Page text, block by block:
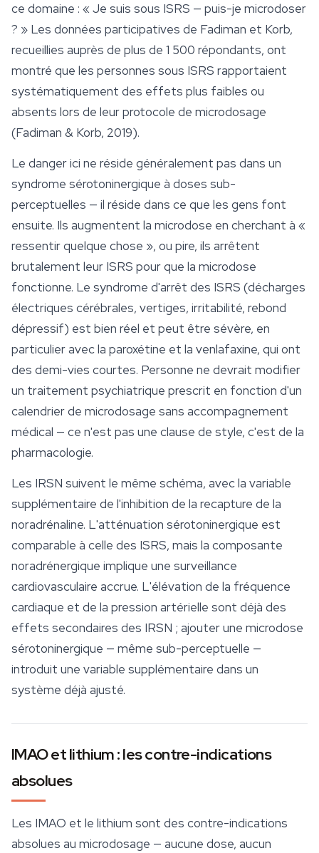
ce domaine : « Je suis sous ISRS — puis-je microdoser
? » Les données participatives de Fadiman et Korb,
recueillies auprès de plus de 1 500 répondants, ont
montré que les personnes sous ISRS rapportaient
systématiquement des effets plus faibles ou
absents lors de leurprotocole de microdosage
(Fadiman & Korb, 2019).
Le danger ici ne réside généralement pas dans un
syndrome sérotoninergique à doses sub-
perceptuelles — il réside dans ce que les gens font
ensuite. Ils augmentent la microdose en cherchant à «
ressentir quelque chose », ou pire, ils arrêtent
brutalement leur ISRS pour que la microdose
fonctionne. Le syndrome d'arrêt des ISRS (décharges
électriques cérébrales, vertiges, irritabilité, rebond
dépressif) est bien réel et peut être sévère, en
particulier avec la paroxétine et la venlafaxine, qui ont
des demi-vies courtes. Personne ne devrait modifier
un traitement psychiatrique prescrit en fonction d'un
calendrier de microdosage sans accompagnement
médical — ce n'est pas une clause de style, c'est de la
pharmacologie.
Les IRSN suivent le même schéma, avec la variable
supplémentaire de l'inhibition de la recapture de la
noradrénaline. L'atténuation sérotoninergique est
comparable à celle des ISRS, mais la composante
noradrénergique implique une surveillance
cardiovasculaire accrue. L'élévation de la fréquence
cardiaque et de la pression artérielle sont déjà des
effets secondaires des IRSN ; ajouter une microdose
sérotoninergique — même sub-perceptuelle —
introduit une variable supplémentaire dans un
système déjà ajusté.
IMAO et lithium : les contre-indications
absolues
Les IMAO et le lithium sont des contre-indications
absolues au microdosage — aucune dose, aucun